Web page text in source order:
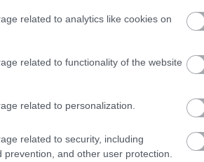
related to analytics like cookies on
related to functionality of the website
related to personalization.
related to security, including
and other user protection.